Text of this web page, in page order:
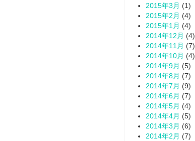
2015年3月 (1)
2015年2月 (4)
2015年1月 (4)
2014年12月 (4)
2014年11月 (7)
2014年10月 (4)
2014年9月 (5)
2014年8月 (7)
2014年7月 (9)
2014年6月 (7)
2014年5月 (4)
2014年4月 (5)
2014年3月 (6)
2014年2月 (7)